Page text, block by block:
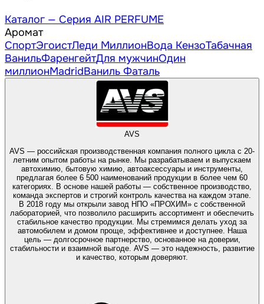
Каталог — Серия AIR PERFUME
Аромат
СпортЭгоистЛеди МиллионВода КензоТабачная
ВанильФаренгейтДля мужчинОдин
миллионMadridВаниль Фаталь
AVS
AVS — российская производственная компания полного цикла с 20-
летним опытом работы на рынке. Мы разрабатываем и выпускаем
автохимию, бытовую химию, автоаксессуары и инструменты,
предлагая более 6 500 наименований продукции в более чем 60
категориях. В основе нашей работы — собственное производство,
команда экспертов и строгий контроль качества на каждом этапе.
В 2018 году мы открыли завод НПО «ПРОХИМ» с собственной
лабораторией, что позволило расширить ассортимент и обеспечить
стабильное качество продукции. Мы стремимся делать уход за
автомобилем и домом проще, эффективнее и доступнее. Наша
цель — долгосрочное партнерство, основанное на доверии,
стабильности и взаимной выгоде. AVS — это надежность, развитие
и качество, которым доверяют.